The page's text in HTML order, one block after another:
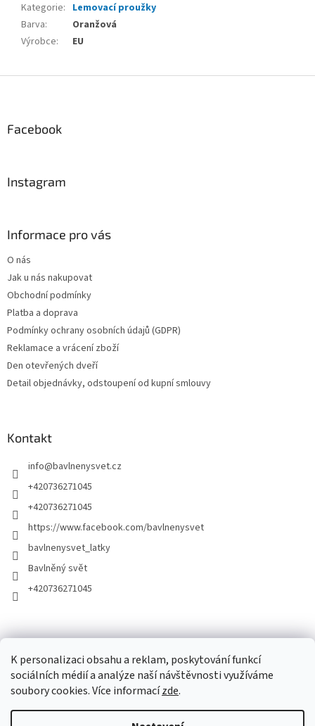
K personalizaci obsahu a reklam, poskytování funkcí
sociálních médií a analýze naší návštěvnosti využíváme
soubory cookies. Více informacízde.
Kategorie: Lemovací proužky
Barva:
Oranžová
Výrobce: EU
Facebook
Instagram
Informace pro vás
O nás
Jak u nás nakupovat
Obchodní podmínky
Platba a doprava
Podmínky ochrany osobních údajů (GDPR)
Reklamace a vrácení zboží
Den otevřených dveří
Detail objednávky, odstoupení od kupní smlouvy
Kontakt
info@bavlnenysvet.cz
+420736271045
+420736271045
https://www.facebook.com/bavlnenysvet
bavlnenysvet_latky
Bavlněný svět
+420736271045